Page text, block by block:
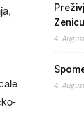
Zenicu
4.
4.